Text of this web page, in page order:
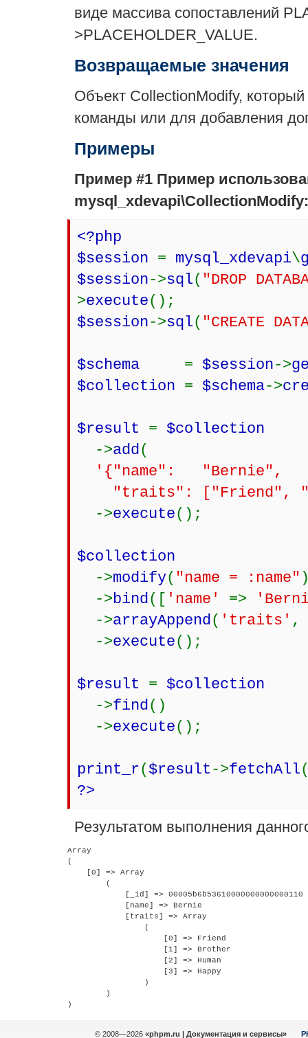
виде массива сопоставлений
>PLACEHOLDER_VALUE.
Возвращаемые значения
Объект CollectionModify,
команды или для добавления
Примеры
Пример #1 Пример
<?php
$session = mysql_xdevapi\
$session->sql( "DROP
>execute();
$session->sql( "CREATE
$schema = $session->
$collection = $schema->
$result = $collection
->add(
'{"name": "Bernie",
"traits": ["Friend",
->execute();
$collection
->modify( "name = :name"
->bind([ 'name' =>
->arrayAppend( 'traits'
->execute();
$result = $collection
->find()
->execute();
print_r($result ->fetchAll
?>
Результатом выполнения
Array
(
    [0] => Array
        (
            [_id] => 00005b6b53610000000000000110
            [name] => Bernie
            [traits] => Array
                (
                    [0] => Friend
                    [1] => Brother
                    [2] => Human
                    [3] => Happy
                )
        )
© 2008—2026 «phpm.ru | Документация и сервисы»